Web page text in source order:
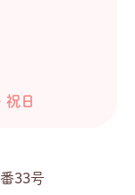
日
33号